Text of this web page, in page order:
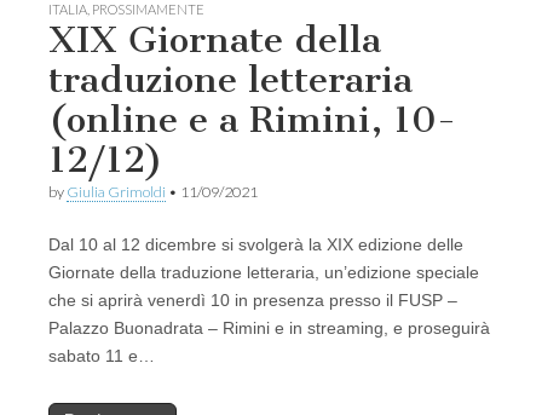
ITALIA PROSSIMAMENTE
XIX Giornate della
traduzione letteraria
(online e a Rimini, 10-
12/12)
by Giulia Grimoldi • 11/09/2021
Dal 10 al 12 dicembre si svolgerà la XIX edizione delle
Giornate della traduzione letteraria, un’edizione speciale
che si aprirà venerdì 10 in presenza presso il FUSP –
Palazzo Buonadrata – Rimini e in streaming, e proseguirà
sabato 11 e…